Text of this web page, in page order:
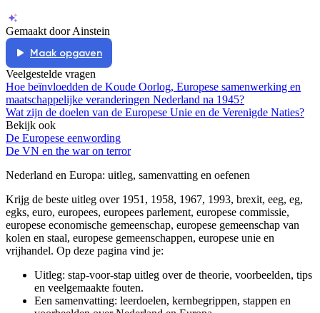
Gemaakt door Ainstein
Maak opgaven
Veelgestelde vragen
Hoe beïnvloedden de Koude Oorlog, Europese samenwerking en
maatschappelijke veranderingen Nederland na 1945?
Wat zijn de doelen van de Europese Unie en de Verenigde Naties?
Bekijk ook
De Europese eenwording
De VN en the war on terror
Nederland en Europa: uitleg, samenvatting en oefenen
Krijg de beste uitleg over 1951, 1958, 1967, 1993, brexit, eeg, eg,
egks, euro, europees, europees parlement, europese commissie,
europese economische gemeenschap, europese gemeenschap van
kolen en staal, europese gemeenschappen, europese unie en
vrijhandel. Op deze pagina vind je:
Uitleg: stap-voor-stap uitleg over de theorie, voorbeelden, tips
en veelgemaakte fouten.
Een samenvatting: leerdoelen, kernbegrippen, stappen en